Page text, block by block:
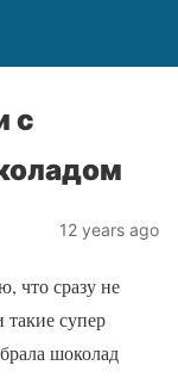
с
12 years ago
что сразу не
супер
шоколад